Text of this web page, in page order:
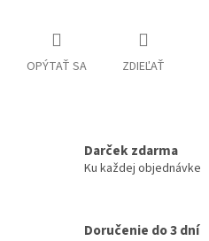
OPÝTAŤ SA ZDIEĽAŤ
Darček zdarma
Ku každej objednávke
Doručenie do 3 dní